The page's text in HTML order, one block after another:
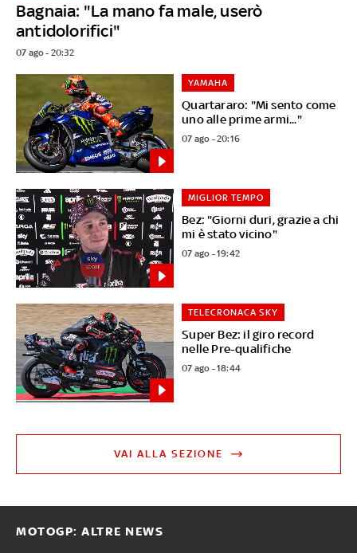
Bagnaia: "La mano fa male, userò
antidolorifici"
07 ago - 20:32
Quartararo: "Mi sento come
uno alle prime armi..."
YAMAHA
07 ago - 20:16
Bez: "Giorni duri, grazie a chi
mi è stato vicino"
MIGLIOR TEMPO
07 ago - 19:42
Super Bez: il giro record
nelle Pre-qualifiche
TELECRONACA SKY
07 ago - 18:44
VAI ALLA SEZIONE
MOTOGP: ALTRE NEWS